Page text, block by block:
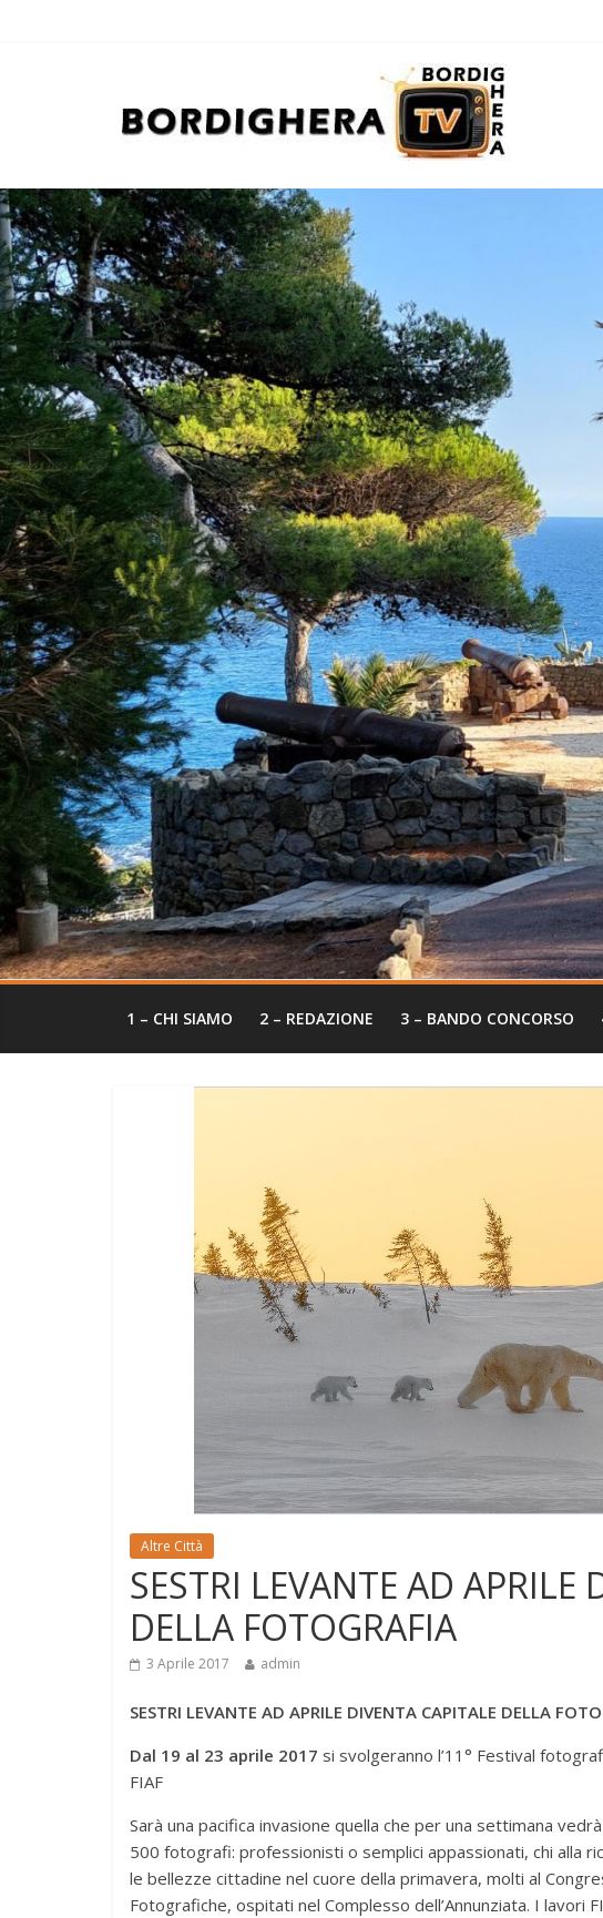
1 – CHI SIAMO 2 – REDAZIONE 3 – BANDO CONCORSO
Altre Città
SESTRI LEVANTE AD APRILE
DELLA FOTOGRAFIA
3 Aprile 2017 admin
SESTRI LEVANTE AD APRILE DIVENTA CAPITALE DELLA
Dal 19 al 23 aprile 2017 si svolgeranno l’11° Festival
FIAF
Sarà una pacifica invasione quella che per una settimana
500 fotografi: professionisti o semplici appassionati, chi alla
le bellezze cittadine nel cuore della primavera, molti al
Fotografiche, ospitati nel Complesso dell’Annunziata. I lavori